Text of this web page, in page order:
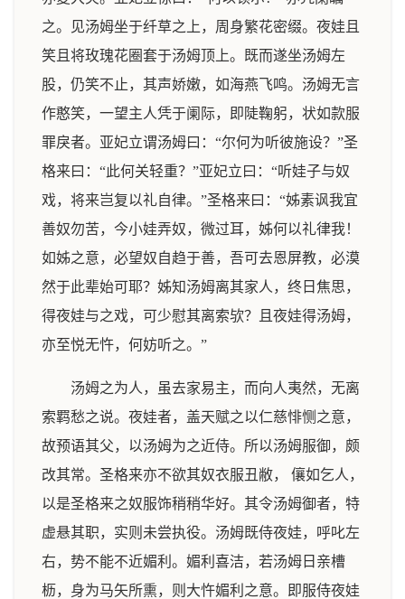
之。见汤姆坐于纤草之上，周身繁花密缀。夜娃且
笑且将玫瑰花圈套于汤姆顶上。既而遂坐汤姆左
股，仍笑不止，其声娇嫩，如海燕飞鸣。汤姆无言
作憨笑，一望主人凭于阑际，即陡鞠躬，状如款服
罪戾者。亚妃立谓汤姆曰：“尔何为听彼施设？”圣
格来曰：“此何关轻重？”亚妃立曰：“听娃子与奴
戏，将来岂复以礼自律。”圣格来曰：“姊素讽我宜
善奴勿苦，今小娃弄奴，微过耳，姊何以礼律我！
如姊之意，必望奴自趋于善，吾可去恩屏教，必漠
然于此辈始可耶？姊知汤姆离其家人，终日焦思，
得夜娃与之戏，可少慰其离索欤？且夜娃得汤姆，
亦至悦无忤，何妨听之。”
汤姆之为人，虽去家易主，而向人夷然，无离
索羁愁之说。夜娃者，盖天赋之以仁慈悱恻之意，
故预语其父，以汤姆为之近侍。所以汤姆服御，颇
改其常。圣格来亦不欲其奴衣服丑敝， 儴如乞人，
以是圣格来之奴服饰稍稍华好。其令汤姆御者，特
虚悬其职，实则未尝执役。汤姆既侍夜娃，呼叱左
右，势不能不近媚利。媚利喜洁，若汤姆日亲槽
枥，身为马矢所熏，则大忤媚利之意。即服侍夜娃